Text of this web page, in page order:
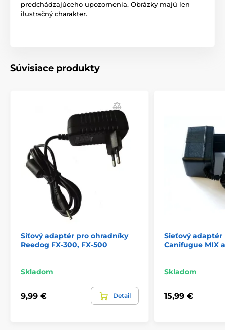
predchádzajúceho upozornenia. Obrázky majú len
ilustračný charakter.
Súvisiace produkty
Síťový adaptér pro ohradníky
Reedog FX-300, FX-500
Skladom
9,99 € Detail
Sieťový
Canifugue MIX
Skladom
15,99 €